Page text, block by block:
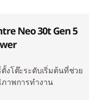
Neo 30t Gen 5
งโต๊ะระดับเริ่มต้นที่ช่วย
าพการทำงาน